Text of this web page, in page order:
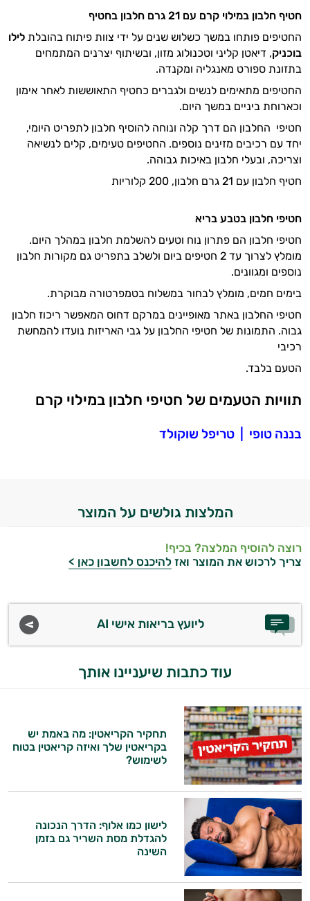
קריאטין
וחומצות
אמינו
רטבים
ממרחים
ומזון
ויטמינים
טסטוסטרון
הנמכרים
ביותר
אבקות
חלבון
אנרגיה
אביזרי
משקאות
לספורטאים
חטיף חלבון במילוי קרם עם 21 גרם חלבון בחטיף
החטיפים פותחו במשך כשלוש שנים על ידי צוות פיתוח בהובלת לילו
בוכניק, דיאטן קליני וטכנולוג מזון, ובשיתוף יצרנים המתמחים
בתזונת ספורט מאנגליה ומקנדה.
החטיפים מתאימים לנשים ולגברים כחטיף התאוששות לאחר אימון
וכארוחת ביניים במשך היום.
חטיפי החלבון הם דרך קלה ונוחה להוסיף חלבון לתפריט היומי,
יחד עם רכיבים מזינים נוספים. החטיפים טעימים, קלים לנשיאה
וצריכה, ובעלי חלבון באיכות גבוהה.
חטיף חלבון עם 21 גרם חלבון, 200 קלוריות
חטיפי חלבון בטבע בריא
חטיפי חלבון הם פתרון נוח וטעים להשלמת חלבון במהלך היום.
מומלץ לצרוך עד 2 חטיפים ביום ולשלב בתפריט גם מקורות חלבון
נוספים ומגוונים.
בימים חמים, מומלץ לבחור במשלוח בטמפרטורה מבוקרת.
חטיפי החלבון באתר מאופיינים במרקם דחוס המאפשר ריכוז חלבון
גבוה. התמונות של חטיפי החלבון על גבי האריזות נועדו להמחשת
רכיבי
הטעם בלבד.
תוויות הטעמים של חטיפי חלבון במילוי קרם
בננה טופי טריפל שוקולד
המלצות גולשים על המוצר
רוצה להוסיף המלצה? בכיף!
צריך לרכוש את המוצר ואז להיכנס לחשבון כאן >
ליועץ בריאות אישי AI
עוד כתבות שיעניינו אותך
תחקיר הקריאטין: מה באמת יש
בקריאטין שלך ואיזה קריאטין בטוח
לשימוש?
לישון כמו אלוף: הדרך הנכונה
להגדלת מסת השריר גם בזמן
השינה